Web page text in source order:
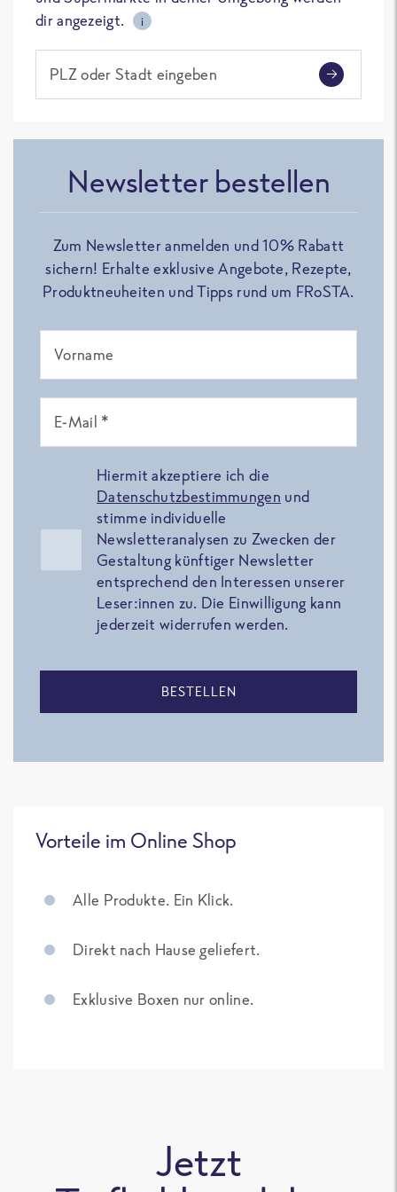
dir angezeigt.
i
PLZ oder Stadt eingeben
Newsletter bestellen
Zum Newsletter anmelden und 10% Rabatt
sichern! Erhalte exklusive Angebote, Rezepte,
Produktneuheiten und Tipps rund um FRoSTA.
Vorname
E-Mail *
Hiermit akzeptiere ich die
Datenschutzbestimmungen und
stimme individuelle
Newsletteranalysen zu Zwecken der
Gestaltung künftiger Newsletter
entsprechend den Interessen unserer
Leser:innen zu. Die Einwilligung kann
jederzeit widerrufen werden.
BESTELLEN
Vorteile im Online Shop
Alle Produkte. Ein Klick.
Direkt nach Hause geliefert.
Exklusive Boxen nur online.
Jetzt